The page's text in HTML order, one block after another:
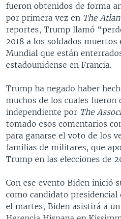
fueron obtenidos de forma
por primera vez en The
reportes, Trump llamó
2018 a los soldados muertos
Mundial que están
estadounidense en Francia.
Trump ha negado haber
muchos de los cuales
independiente por The
tomado esos comentarios
para ganarse el voto de los
familias de militares, que
Trump en las elecciones de
Con ese evento Biden inició
como candidato presidencial
el martes, Biden asistirá a